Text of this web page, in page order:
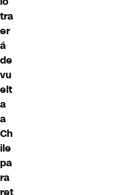
tra
er
á
de
vu
elt
a
a
Ch
ile
pa
ra
ret